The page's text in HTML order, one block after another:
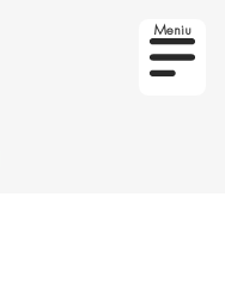
Meniu